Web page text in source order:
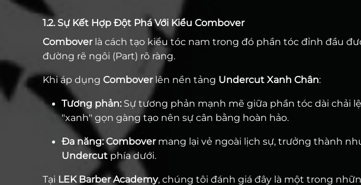
1.2. Sự Kết Hợp Đột Phá Với Kiểu Combover
Comboverlà cách tạo kiểu tóc nam trong đó phần tóc đỉnh đầu
đường rẽ ngôi (Part) rõ ràng.
Khi áp dụng Comboverlên nền tảng Undercut Xanh Chân:
Tương phản: Sự tương phản mạnh mẽ giữa phần tóc dài chải
"xanh" gọn gàng tạo nên sự cân bằng hoàn hảo.
Đa năng: Combovermang lại vẻ ngoài lịch sự, trưởng thành
Undercutphía dưới.
Tại LEK Barber Academy, chúng tôi đánh giá đây là một trong